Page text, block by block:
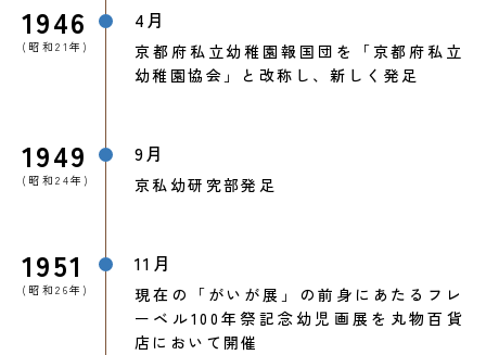
1946
(昭和21年)
4月
京都府私立幼稚園報国団を「京都府私立
幼稚園協会」と改称し、新しく発足
1949
(昭和24年)
9月
京私幼研究部発足
1951
(昭和26年)
11月
現在の「がいが展」の前身にあたるフレ
ーベル100年祭記念幼児画展を丸物百貨
店において開催